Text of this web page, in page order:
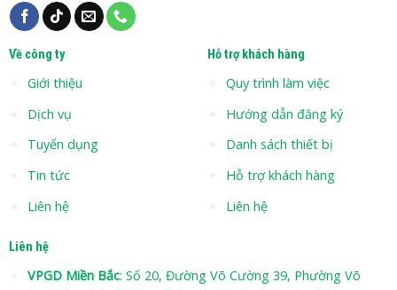
Về công ty
Giới thiệu
Dịch vụ
Tuyển dụng
Tin tức
Liên hệ
Hỗ trợ khách hàng
Quy trình làm việc
Hướng dẫn đăng ký
Danh sách thiết bị
Hỗ trợ khách hàng
Liên hệ
Liên hệ
VPGD Miền Bắc: Số 20, Đường Võ Cường 39, Phường Võ